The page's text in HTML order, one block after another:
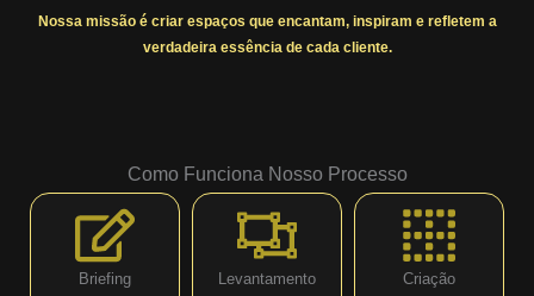
Nossa missão é criar espaços que encantam, inspiram e refletem a
verdadeira essência de cada cliente.
Como Funciona Nosso Processo
Briefing
Levantamento
Criação